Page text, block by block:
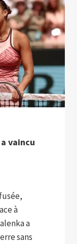
vaincu
à
a
sans